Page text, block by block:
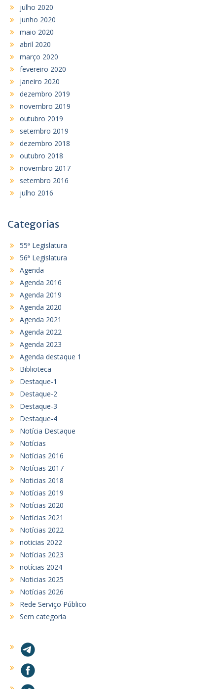
julho 2020
junho 2020
maio 2020
abril 2020
março 2020
fevereiro 2020
janeiro 2020
dezembro 2019
novembro 2019
outubro 2019
setembro 2019
dezembro 2018
outubro 2018
novembro 2017
setembro 2016
julho 2016
Categorias
55ª Legislatura
56ª Legislatura
Agenda
Agenda 2016
Agenda 2019
Agenda 2020
Agenda 2021
Agenda 2022
Agenda 2023
Agenda destaque 1
Biblioteca
Destaque-1
Destaque-2
Destaque-3
Destaque-4
Notícia Destaque
Notícias
Notícias 2016
Notícias 2017
Noticias 2018
Notícias 2019
Notícias 2020
Notícias 2021
Notícias 2022
noticias 2022
Notícias 2023
notícias 2024
Noticias 2025
Notícias 2026
Rede Serviço Público
Sem categoria